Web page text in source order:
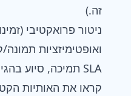
זה.)
ניטור פרואקטיבי
ואופטימיזציות
SLA תמיכה, סיוע בהגירה והבטחות זמינות